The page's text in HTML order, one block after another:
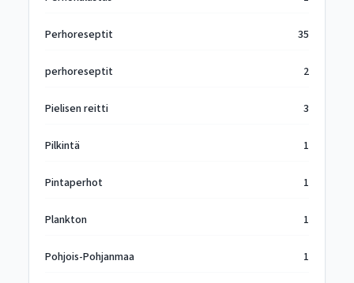
Perhoreseptit 35
perhoreseptit 2
Pielisen reitti 3
Pilkintä 1
Pintaperhot 1
Plankton 1
Pohjois-Pohjanmaa 1